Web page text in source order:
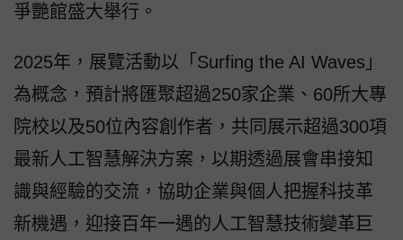
爭艷館盛大舉行。
2025年，展覽活動以「Surfing the AI Waves」
為概念，預計將匯聚超過250家企業、60所大專
院校以及50位內容創作者，共同展示超過300項
最新人工智慧解決方案，以期透過展會串接知
識與經驗的交流，協助企業與個人把握科技革
新機遇，迎接百年一遇的人工智慧技術變革巨